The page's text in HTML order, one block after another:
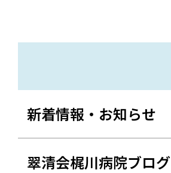
新着情報・お知らせ
翠清会梶川病院ブログ